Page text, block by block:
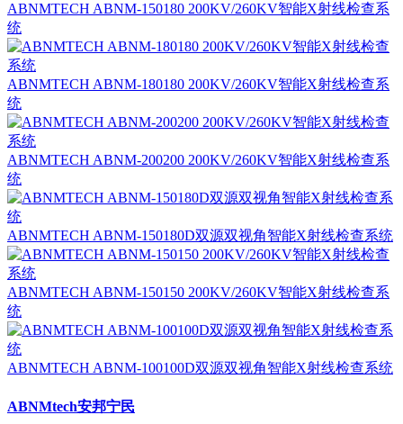
ABNMTECH ABNM-150180 200KV/260KV智能X射线检查系
统
ABNMTECH ABNM-180180 200KV/260KV智能X射线检查系
统
ABNMTECH ABNM-200200 200KV/260KV智能X射线检查系
统
ABNMTECH ABNM-150180D双源双视角智能X射线检查系统
ABNMTECH ABNM-150150 200KV/260KV智能X射线检查系
统
ABNMTECH ABNM-100100D双源双视角智能X射线检查系统
ABNMtech安邦宁民